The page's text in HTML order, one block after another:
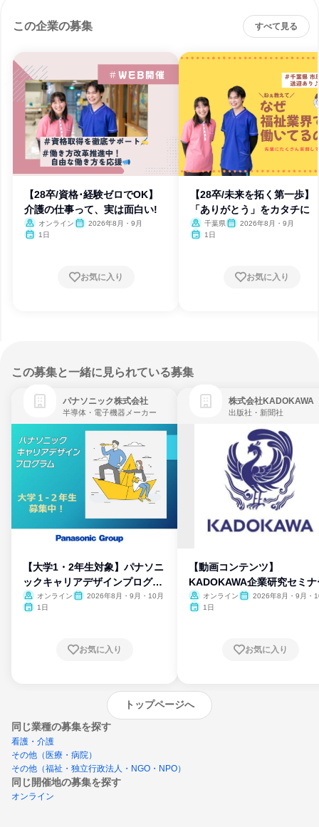
この企業の募集 すべて見る
【28卒/資格･経験ゼロでOK】
介護の仕事って、実は面白い!
オンライン
2026年8月・9月
1日
お気に入り
【28卒/未来を拓く第一歩】
「ありがとう」をカタチに
千葉県
2026年8月・9月
1日
お気に入り
この募集と一緒に見られている募集
パナソニック株式会社
半導体・電子機器メーカー
【大学1・2年生対象】パナソニ
ックキャリアデザインプログラ
ム
オンライン
2026年8月・9月・10月
1日
お気に入り
株式会社KADOKAWA
出版社・新聞社
【動画コンテンツ】
KADOKAWA企業研究セミナ
オンライン
2026年8月・9月・
1日
お気に入り
トップページへ
同じ業種の募集を探す
看護・介護
その他（医療・病院）
その他（福祉・独立行政法人・NGO・NPO）
同じ開催地の募集を探す
オンライン